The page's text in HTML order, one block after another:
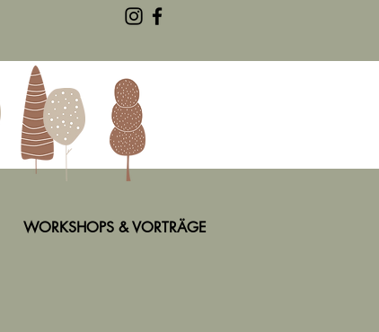
WORKSHOPS & VORTRÄGE